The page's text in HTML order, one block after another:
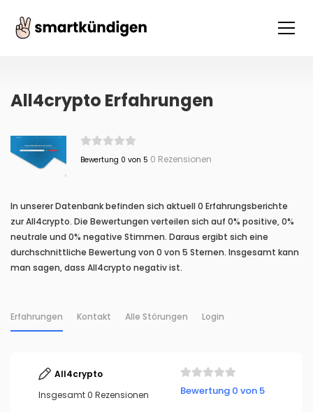
All4crypto Erfahrungen
Bewertung 0 von 5 0 Rezensionen
In unserer Datenbank befinden sich aktuell 0 Erfahrungsberichte
zur All4crypto. Die Bewertungen verteilen sich auf 0% positive, 0%
neutrale und 0% negative Stimmen. Daraus ergibt sich eine
durchschnittliche Bewertung von 0 von 5 Sternen. Insgesamt kann
man sagen, dass All4crypto negativ ist.
Erfahrungen Kontakt Alle Störungen Login
All4crypto
Insgesamt 0 Rezensionen
Bewertung 0 von 5